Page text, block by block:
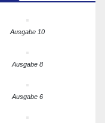
Ausgabe 10
Ausgabe 8
Ausgabe 6